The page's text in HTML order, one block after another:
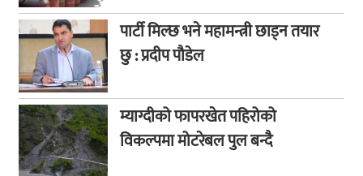
पार्टी मिल्छ भने महामन्त्री छाड्न तयार
छु : प्रदीप पौडेल
म्याग्दीको फापरखेत पहिरोको
विकल्पमा मोटरेबल पुल बन्दै